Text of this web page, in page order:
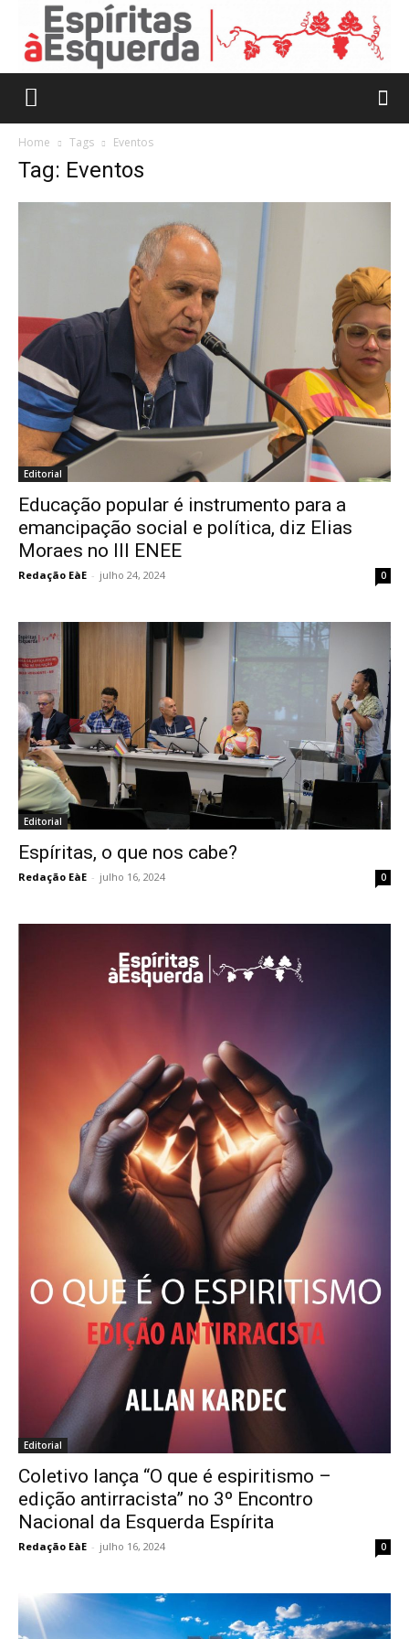
Home Tags Eventos
Tag: Eventos
Editorial
Educação popular é instrumento para a
emancipação social e política, diz Elias
Moraes no III ENEE
Redação EàE - julho 24, 2024 0
Editorial
Espíritas, o que nos cabe?
Redação EàE - julho 16, 2024 0
Editorial
Coletivo lança “O que é espiritismo –
edição antirracista” no 3º Encontro
Nacional da Esquerda Espírita
Redação EàE - julho 16, 2024 0